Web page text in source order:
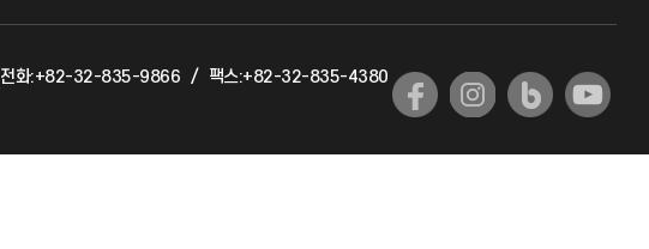
국제교류과
전화:+82-32-835-9866 / 팩스:+82-32-835-4380